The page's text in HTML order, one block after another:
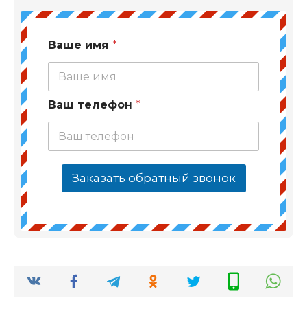
Ваше имя *
Ваш телефон *
Заказать обратный звонок